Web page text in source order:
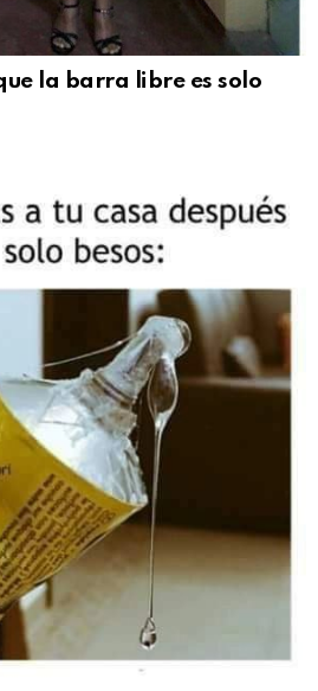
la barra libre es solo